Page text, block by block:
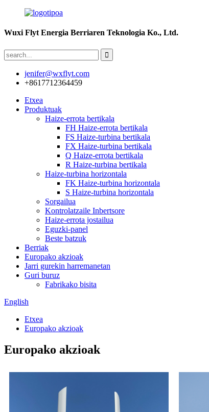
Wuxi Flyt Energia Berriaren Teknologia Ko., Ltd.
jenifer@wxflyt.com
+8617712364459
Etxea
Produktuak
Haize-errota bertikala
FH Haize-errota bertikala
FS Haize-turbina bertikala
FX Haize-turbina bertikala
Q Haize-errota bertikala
R Haize-turbina bertikala
Haize-turbina horizontala
FK Haize-turbina horizontala
S Haize-turbina horizontala
Sorgailua
Kontrolatzaile Inbertsore
Haize-errota jostailua
Eguzki-panel
Beste batzuk
Berriak
Europako akzioak
Jarri gurekin harremanetan
Guri buruz
Fabrikako bisita
English
Etxea
Europako akzioak
Europako akzioak